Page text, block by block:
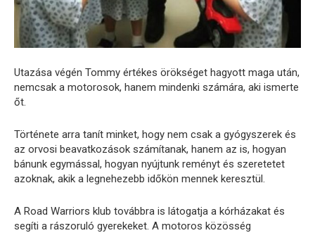
Utazása végén Tommy értékes örökséget hagyott maga után,
nemcsak a motorosok, hanem mindenki számára, aki ismerte
őt.
Története arra tanít minket, hogy nem csak a gyógyszerek és
az orvosi beavatkozások számítanak, hanem az is, hogyan
bánunk egymással, hogyan nyújtunk reményt és szeretetet
azoknak, akik a legnehezebb időkön mennek keresztül.
A Road Warriors klub továbbra is látogatja a kórházakat és
segíti a rászoruló gyerekeket. A motoros közösség